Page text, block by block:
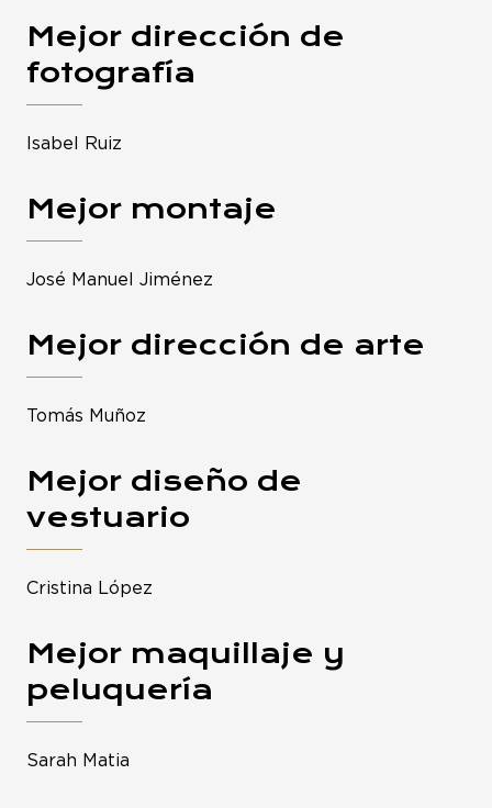
Mejor dirección de
fotografía
Isabel Ruiz
Mejor montaje
José Manuel Jiménez
Mejor dirección de arte
Tomás Muñoz
Mejor diseño de
vestuario
Cristina López
Mejor maquillaje y
peluquería
Sarah Matia